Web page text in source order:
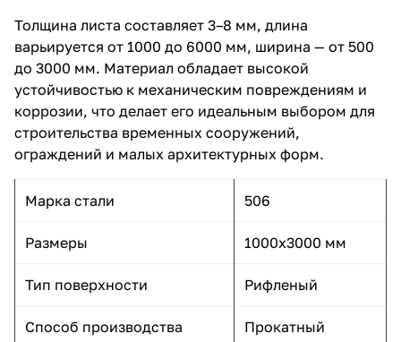
Толщина листа составляет 3–8 мм, длина
варьируется от 1000 до 6000 мм, ширина — от 500
до 3000 мм. Материал обладает высокой
устойчивостью к механическим повреждениям и
коррозии, что делает его идеальным выбором для
строительства временных сооружений,
ограждений и малых архитектурных форм.
Марка стали 506
Размеры 1000x3000 мм
Тип поверхности Рифленый
Способ производства Прокатный